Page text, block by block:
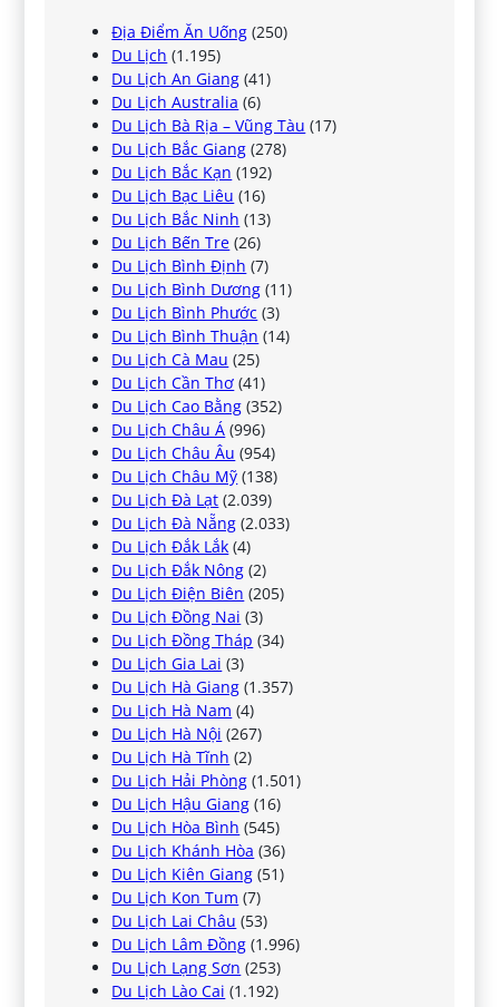
Địa Điểm Ăn Uống (250)
Du Lịch (1.195)
Du Lịch An Giang (41)
Du Lịch Australia (6)
Du Lịch Bà Rịa – Vũng Tàu (17)
Du Lịch Bắc Giang (278)
Du Lịch Bắc Kạn (192)
Du Lịch Bạc Liêu (16)
Du Lịch Bắc Ninh (13)
Du Lịch Bến Tre (26)
Du Lịch Bình Định (7)
Du Lịch Bình Dương (11)
Du Lịch Bình Phước (3)
Du Lịch Bình Thuận (14)
Du Lịch Cà Mau (25)
Du Lịch Cần Thơ (41)
Du Lịch Cao Bằng (352)
Du Lịch Châu Á (996)
Du Lịch Châu Âu (954)
Du Lịch Châu Mỹ (138)
Du Lịch Đà Lạt (2.039)
Du Lịch Đà Nẵng (2.033)
Du Lịch Đắk Lắk (4)
Du Lịch Đắk Nông (2)
Du Lịch Điện Biên (205)
Du Lịch Đồng Nai (3)
Du Lịch Đồng Tháp (34)
Du Lịch Gia Lai (3)
Du Lịch Hà Giang (1.357)
Du Lịch Hà Nam (4)
Du Lịch Hà Nội (267)
Du Lịch Hà Tĩnh (2)
Du Lịch Hải Phòng (1.501)
Du Lịch Hậu Giang (16)
Du Lịch Hòa Bình (545)
Du Lịch Khánh Hòa (36)
Du Lịch Kiên Giang (51)
Du Lịch Kon Tum (7)
Du Lịch Lai Châu (53)
Du Lịch Lâm Đồng (1.996)
Du Lịch Lạng Sơn (253)
Du Lịch Lào Cai (1.192)